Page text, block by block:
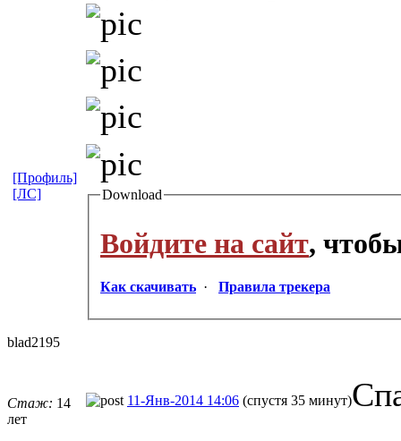
Download
Войдите на сайт,
Как скачивать · Правила трекера
[Профиль]
[ЛС]
blad2195
Стаж: 14
лет
11-Янв-2014 14:06 (спустя 35 минут)